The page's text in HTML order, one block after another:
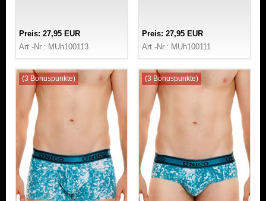
Preis: 27,95 EUR
Art.-Nr.: MUh100113
Preis: 27,95 EUR
Art.-Nr.: MUh100111
(3 Bonuspunkte) (3 Bonuspunkte)